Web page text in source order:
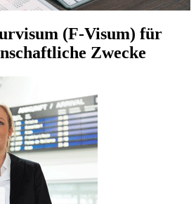
(F-Visum) für
Zwecke